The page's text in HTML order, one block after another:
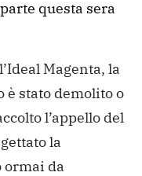
questa sera
Magenta, la
stato demolito o
l’appello del
la
ormai da